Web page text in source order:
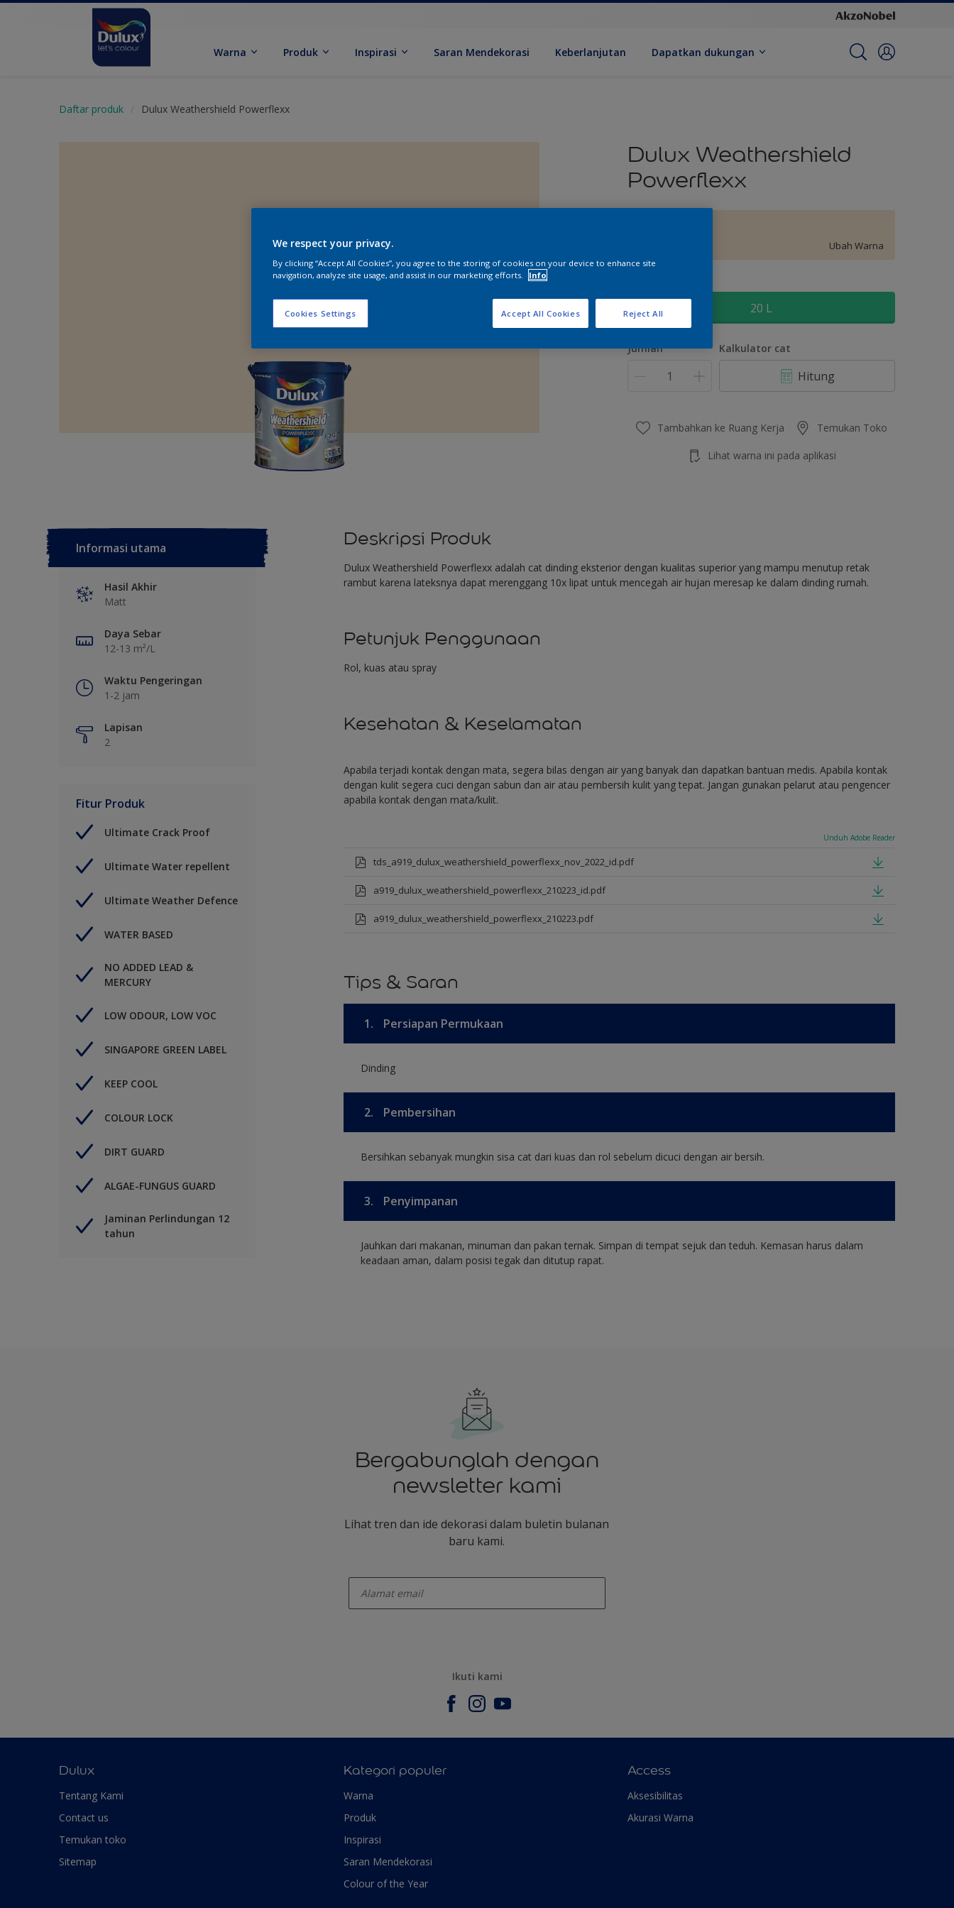
Warna Produk Inspirasi Saran Mendekorasi Keberlanjutan Dapatkan dukungan
Daftar produk Dulux Weathershield Powerflexx
Dulux Weathershield
Powerflexx
Ubah Warna
20 L
Jumlah Kalkulator cat
Hitung
Tambahkan ke Ruang Kerja Temukan Toko
Lihat warna ini pada aplikasi
Informasi utama
Hasil Akhir
Matt
Daya Sebar
12-13 m²/L
Waktu Pengeringan
1-2 jam
Lapisan
2
Fitur Produk
Ultimate Crack Proof
Ultimate Water repellent
Ultimate Weather Defence
WATER BASED
NO ADDED LEAD &
MERCURY
LOW ODOUR, LOW VOC
SINGAPORE GREEN LABEL
KEEP COOL
COLOUR LOCK
DIRT GUARD
ALGAE-FUNGUS GUARD
Jaminan Perlindungan 12
tahun
Deskripsi Produk
Dulux Weathershield Powerflexx adalah cat dinding eksterior dengan kualitas superior yang mampu menutup retak
rambut karena lateksnya dapat merenggang 10x lipat untuk mencegah air hujan meresap ke dalam dinding rumah.
Petunjuk Penggunaan
Rol, kuas atau spray
Kesehatan & Keselamatan
Apabila terjadi kontak dengan mata, segera bilas dengan air yang banyak dan dapatkan bantuan medis. Apabila kontak
dengan kulit segera cuci dengan sabun dan air atau pembersih kulit yang tepat. Jangan gunakan pelarut atau pengencer
apabila kontak dengan mata/kulit.
Unduh Adobe Reader
tds_a919_dulux_weathershield_powerflexx_nov_2022_id.pdf
a919_dulux_weathershield_powerflexx_210223_id.pdf
a919_dulux_weathershield_powerflexx_210223.pdf
Tips & Saran
1. Persiapan Permukaan
Dinding
2. Pembersihan
Bersihkan sebanyak mungkin sisa cat dari kuas dan rol sebelum dicuci dengan air bersih.
3. Penyimpanan
Jauhkan dari makanan, minuman dan pakan ternak. Simpan di tempat sejuk dan teduh. Kemasan harus dalam
keadaan aman, dalam posisi tegak dan ditutup rapat.
Bergabunglah dengan
newsletter kami
Lihat tren dan ide dekorasi dalam buletin bulanan
baru kami.
Ikuti kami
Dulux
Tentang Kami
Contact us
Temukan toko
Sitemap
Kategori populer
Warna
Produk
Inspirasi
Saran Mendekorasi
Colour of the Year
Access
Aksesibilitas
Akurasi Warna
We respect your privacy.
By clicking “Accept All Cookies”, you agree to the storing of cookies on your device to enhance site
navigation, analyze site usage, and assist in our marketing efforts.
Info
Cookies Settings Reject All
Accept All Cookies